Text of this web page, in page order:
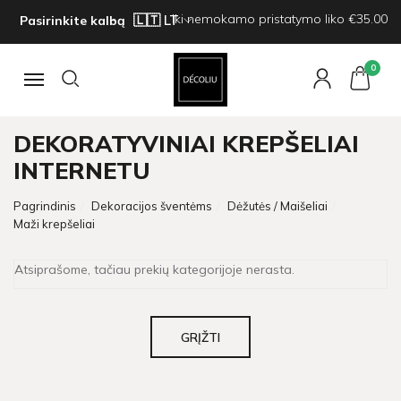
Pasirinkite kalbą Iki nemokamo pristatymo liko €35.00
Navigacija
0
DEKORATYVINIAI KREPŠELIAI
INTERNETU
Pagrindinis Dekoracijos šventėms
Dėžutės / Maišeliai
Maži krepšeliai
Atsiprašome, tačiau prekių kategorijoje nerasta.
GRĮŽTI